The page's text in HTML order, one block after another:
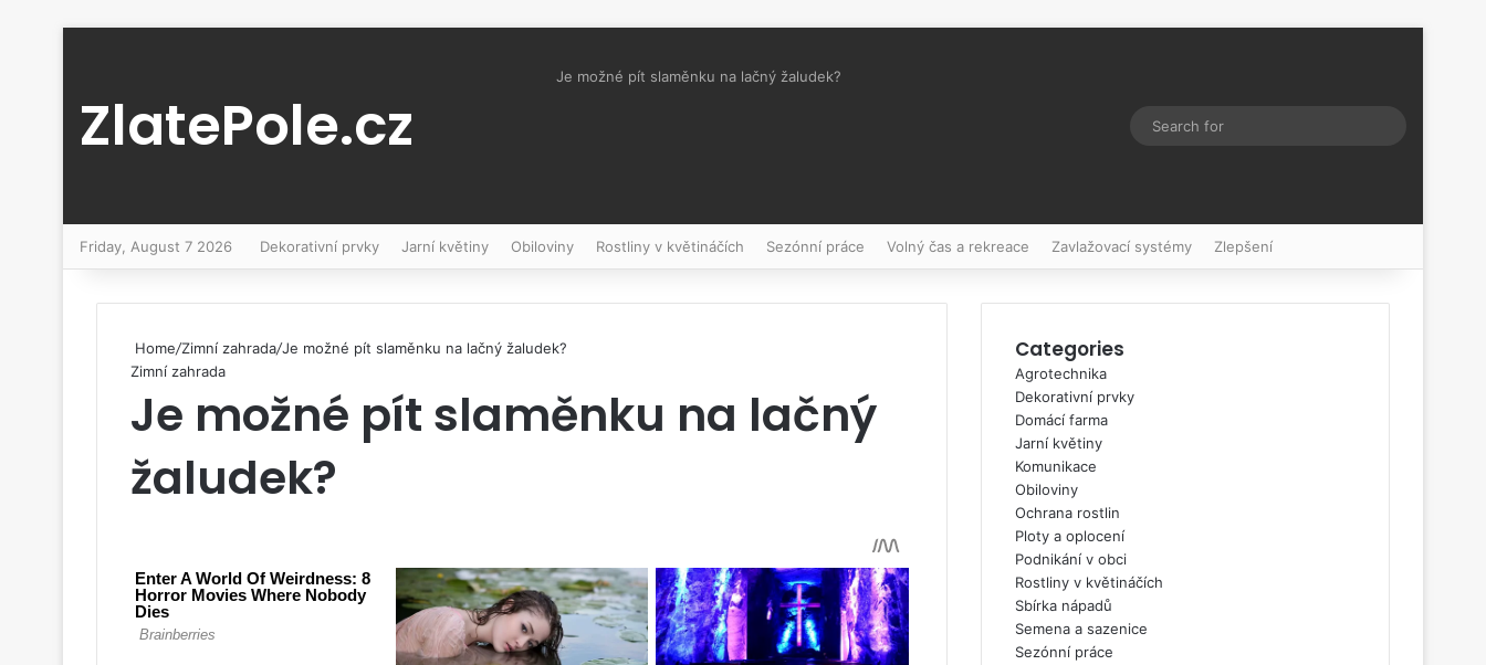
ZlatePole.cz
Je možné pít slaměnku na lačný žaludek?
Switch skin
Friday, August 7 2026 Dekorativní prvky Jarní květiny Obiloviny Rostliny v květináčích Sezónní práce Volný čas a rekreace Zavlažovací systémy Zlepšení
Home/Zimní zahrada/Je možné pít slaměnku na lačný žaludek?
Zimní zahrada
Je možné pít slaměnku na lačný
žaludek?
Categories
Agrotechnika
Dekorativní prvky
Domácí farma
Jarní květiny
Komunikace
Obiloviny
Ochrana rostlin
Ploty a oplocení
Podnikání v obci
Rostliny v květináčích
Sbírka nápadů
Semena a sazenice
Sezónní práce